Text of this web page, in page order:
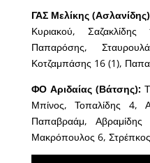
ΓΑΣ Μελίκης
Κυριακού,
Παπαρόσης,
Κοτζαμπάσης 16 (1),
ΦΟ Αριδαίας (Βάτσης):
Μπίνος, Τοπαλίδης 4,
Παπαβραάμ,
Μακρόπουλος 6,